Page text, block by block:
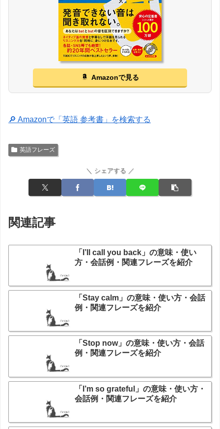
Amazonで見る
🔎 Amazonで「英語 参考書」を検索する
英語フレーズ
＼ シェアする ／
関連記事
「I’ll call you back」の意味・使い
方・会話例・関連フレーズを紹介
「Stay calm」の意味・使い方・会話
例・関連フレーズを紹介
「Stop now」の意味・使い方・会話
例・関連フレーズを紹介
「I’m so grateful」の意味・使い方・
会話例・関連フレーズを紹介